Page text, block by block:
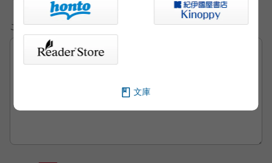
ご意見・ご感想
文庫